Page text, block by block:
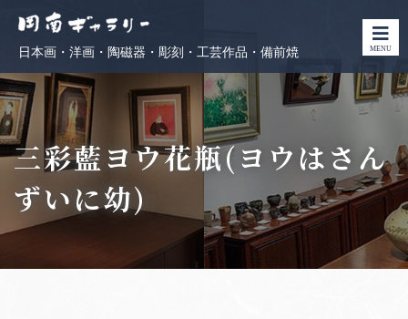
日本画・洋画・陶磁器・彫刻・工芸作品・備前焼 MENU
三彩藍ヨウ花瓶(ヨウはさん
ずいに幼)